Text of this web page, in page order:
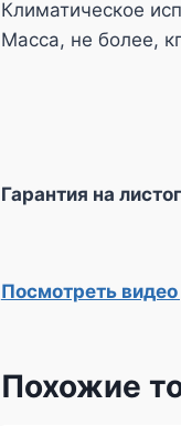
Климатическое
Масса, не более, кг
Гарантия на
Посмотреть
Похожие